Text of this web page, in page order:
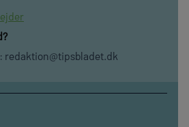
redaktion@tipsbladet.dk